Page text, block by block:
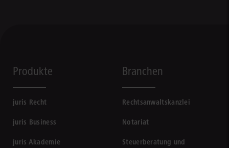
Produkte
juris Recht
juris Business
juris Akademie
Branchen
Rechtsanwaltskanzlei
Notariat
Steuerberatung und